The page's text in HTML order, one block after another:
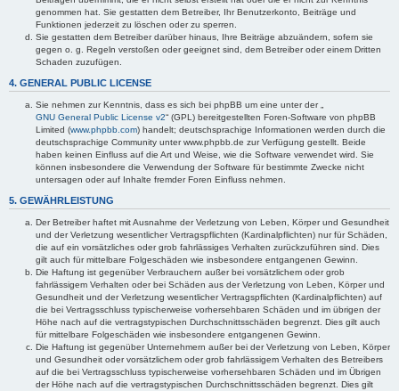
genommen hat. Sie gestatten dem Betreiber, Ihr Benutzerkonto, Beiträge und
Funktionen jederzeit zu löschen oder zu sperren.
Sie gestatten dem Betreiber darüber hinaus, Ihre Beiträge abzuändern, sofern sie
gegen o. g. Regeln verstoßen oder geeignet sind, dem Betreiber oder einem Dritten
Schaden zuzufügen.
4. GENERAL PUBLIC LICENSE
Sie nehmen zur Kenntnis, dass es sich bei phpBB um eine unter der „
GNU General Public License v2“ (GPL) bereitgestellten Foren-Software von phpBB
Limited (www.phpbb.com) handelt; deutschsprachige Informationen werden durch die
deutschsprachige Community unter www.phpbb.de zur Verfügung gestellt. Beide
haben keinen Einfluss auf die Art und Weise, wie die Software verwendet wird. Sie
können insbesondere die Verwendung der Software für bestimmte Zwecke nicht
untersagen oder auf Inhalte fremder Foren Einfluss nehmen.
5. GEWÄHRLEISTUNG
Der Betreiber haftet mit Ausnahme der Verletzung von Leben, Körper und Gesundheit
und der Verletzung wesentlicher Vertragspflichten (Kardinalpflichten) nur für Schäden,
die auf ein vorsätzliches oder grob fahrlässiges Verhalten zurückzuführen sind. Dies
gilt auch für mittelbare Folgeschäden wie insbesondere entgangenen Gewinn.
Die Haftung ist gegenüber Verbrauchern außer bei vorsätzlichem oder grob
fahrlässigem Verhalten oder bei Schäden aus der Verletzung von Leben, Körper und
Gesundheit und der Verletzung wesentlicher Vertragspflichten (Kardinalpflichten) auf
die bei Vertragsschluss typischerweise vorhersehbaren Schäden und im übrigen der
Höhe nach auf die vertragstypischen Durchschnittsschäden begrenzt. Dies gilt auch
für mittelbare Folgeschäden wie insbesondere entgangenen Gewinn.
Die Haftung ist gegenüber Unternehmern außer bei der Verletzung von Leben, Körper
und Gesundheit oder vorsätzlichem oder grob fahrlässigem Verhalten des Betreibers
auf die bei Vertragsschluss typischerweise vorhersehbaren Schäden und im Übrigen
der Höhe nach auf die vertragstypischen Durchschnittsschäden begrenzt. Dies gilt